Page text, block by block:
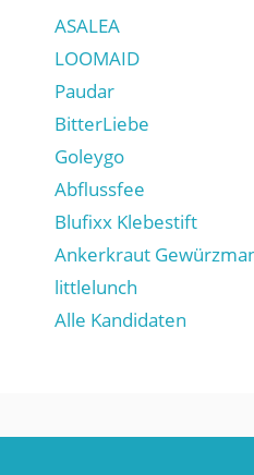
ASALEA
LOOMAID
Paudar
BitterLiebe
Goleygo
Abflussfee
Blufixx Klebestift
Ankerkraut
littlelunch
Alle Kandidaten